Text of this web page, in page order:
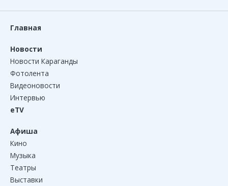
Главная
Новости
Новости Караганды
Фотолента
Видеоновости
Интервью
eTV
Афиша
Кино
Музыка
Театры
Выставки